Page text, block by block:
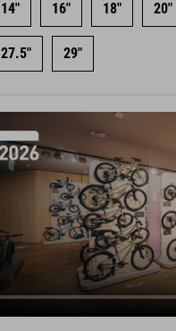
14" 16" 18" 20"
27.5" 29"